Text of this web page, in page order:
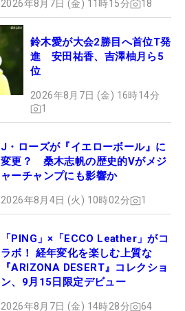
2026年8月7日 (金) 11時15分 18
鈴木愛が大会2勝目へ首位T発
進 安田祐香、吉澤柚月ら5
位
2026年8月7日 (金) 16時14分
1
J・ローズが『イエローボール』に
変更？ 桑木志帆の歴史的Vがメジ
ャーチャンプにも影響か
2026年8月4日 (火) 10時02分 1
「PING」×「ECCO Leather」がコ
ラボ！ 経年変化を楽しむ上質な
『ARIZONA DESERT』コレクショ
ン、9月15日限定デビュー
2026年8月7日 (金) 14時28分 64